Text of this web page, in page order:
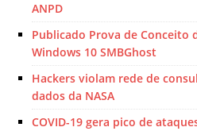
ANPD
Publicado Prova de Conceito
Windows 10 SMBGhost
Hackers violam rede de
dados da NASA
COVID-19 gera pico de